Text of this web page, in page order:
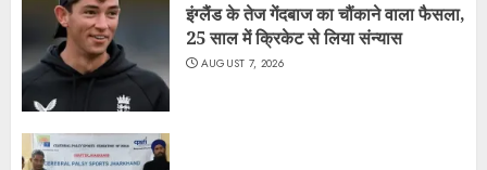
इंग्लैंड के तेज गेंदबाज का चौंकाने वाला फैसला,
25 साल में क्रिकेट से लिया संन्यास
AUGUST 7, 2026